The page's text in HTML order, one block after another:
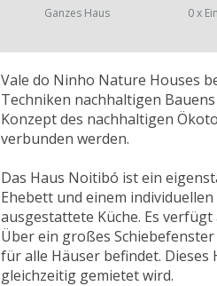
Ganzes Haus 0 x
Vale do Ninho Nature Houses
Techniken nachhaltigen
Konzept des nachhaltigen
verbunden werden.
Das Haus Noitibó ist ein
Ehebett und einem
ausgestattete Küche. Es
Über ein großes
für alle Häuser befindet. Dieses
gleichzeitig gemietet wird.